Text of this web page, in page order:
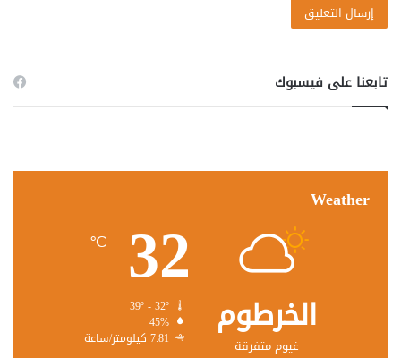
تابعنا على فيسبوك
Weather
الخرطوم
غيوم متفرقة
32
℃
45%
7.81 كيلومتر/ساعة